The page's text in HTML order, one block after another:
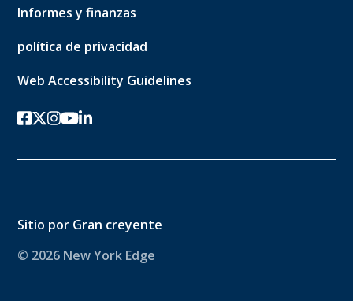
Informes y finanzas
política de privacidad
Web Accessibility Guidelines
Facebook
twitter-x
Instagram
YouTube
linkedin
Sitio por Gran creyente
© 2026 New York Edge